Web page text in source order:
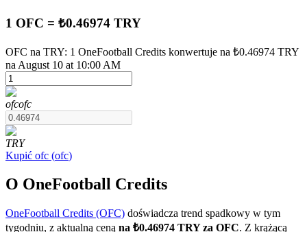
Kontrakty terminowe na USDT
Kontrakty futures wykorzystujące USDT jako zabezpieczenie
Kontrakty terminowe COIN-M
1 OFC = ₺0.46974 TRY
OFC na TRY: 1 OneFootball Credits konwertuje na ₺0.46974 TRY
na August 10 at 10:00 AM
ofcofc
TRY
Kupić ofc (ofc)
O OneFootball Credits
OneFootball Credits (OFC) doświadcza trend spadkowy w tym
tygodniu, z aktualną ceną na ₺0.46974 TRY za OFC. Z krążącą